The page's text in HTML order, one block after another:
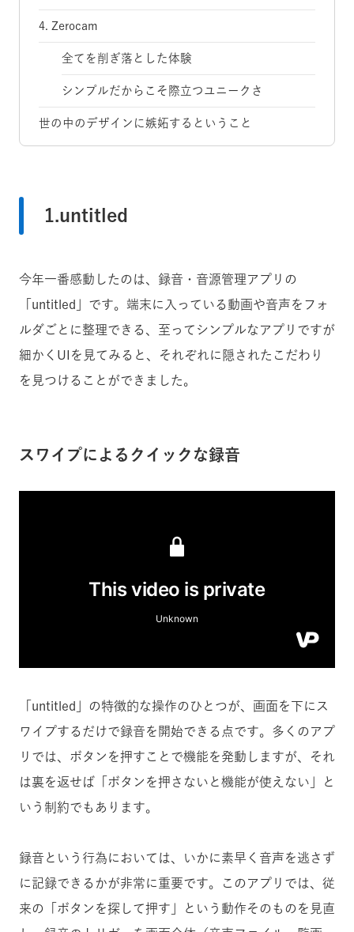
4. Zerocam
全てを削ぎ落とした体験
シンプルだからこそ際立つユニークさ
世の中のデザインに嫉妬するということ
1.untitled
今年一番感動したのは、録音・音源管理アプリの
「untitled」です。端末に入っている動画や音声をフォ
ルダごとに整理できる、至ってシンプルなアプリですが
細かくUIを見てみると、それぞれに隠されたこだわり
を見つけることができました。
スワイプによるクイックな録音
「untitled」の特徴的な操作のひとつが、画面を下にス
ワイプするだけで録音を開始できる点です。多くのアプ
リでは、ボタンを押すことで機能を発動しますが、それ
は裏を返せば「ボタンを押さないと機能が使えない」と
いう制約でもあります。
録音という行為においては、いかに素早く音声を逃さず
に記録できるかが非常に重要です。このアプリでは、従
来の「ボタンを探して押す」という動作そのものを見直